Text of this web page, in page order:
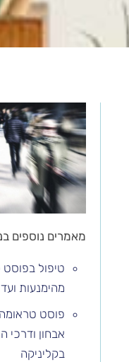
מאמרים נוספים
מהימנעות
אבחון ודרכי
בקליניקה